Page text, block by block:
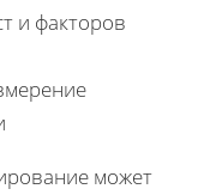
и факторов
может